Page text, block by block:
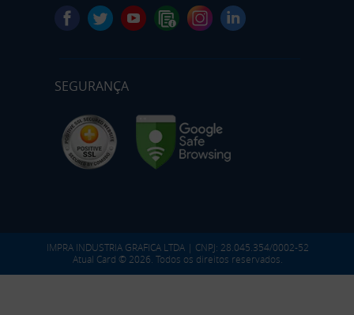
SEGURANÇA
IMPRA INDUSTRIA GRAFICA LTDA | CNPJ: 28.045.354/0002-52
Atual Card © 2026. Todos os direitos reservados.